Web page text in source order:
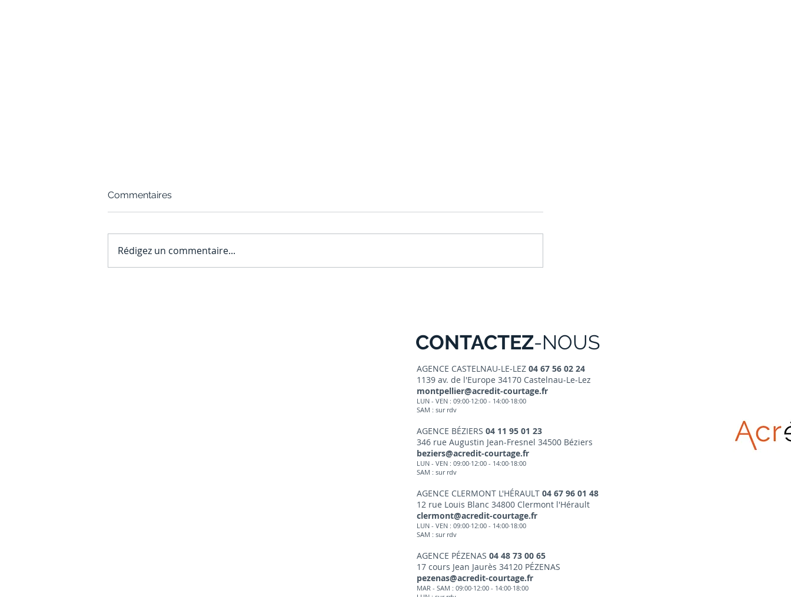
? le guide complet acrédit
obtenir le meilleur financement
retraites, fiscalité et
et de développement
Commentaires
Rédigez un commentaire...
CONTACTEZ-NOUS
AGENCE CASTELNAU-LE-LEZ 04 67 56 02 24
1139 av. de l'Europe 34170 Castelnau-Le-Lez
montpellier@acredit-courtage.fr
LUN - VEN : 09:00·12:00 - 14:00·18:00
SAM : sur rdv
AGENCE BÉZIERS 04 11 95 01 23
346 rue Augustin Jean-Fresnel 34500 Béziers
beziers@acredit-courtage.fr
LUN - VEN : 09:00·12:00 - 14:00·18:00
SAM : sur rdv
AGENCE CLERMONT L'HÉRAULT 04 67 96 01 48
12 rue Louis Blanc 34800 Clermont l'Hérault
clermont@acredit-courtage.fr
LUN - VEN : 09:00·12:00 - 14:00·18:00
SAM : sur rdv
AGENCE PÉZENAS 04 48 73 00 65
17 cours Jean Jaurès 34120 PÉZENAS
pezenas@acredit-courtage.fr
MAR - SAM : 09:00·12:00 - 14:00·18:00